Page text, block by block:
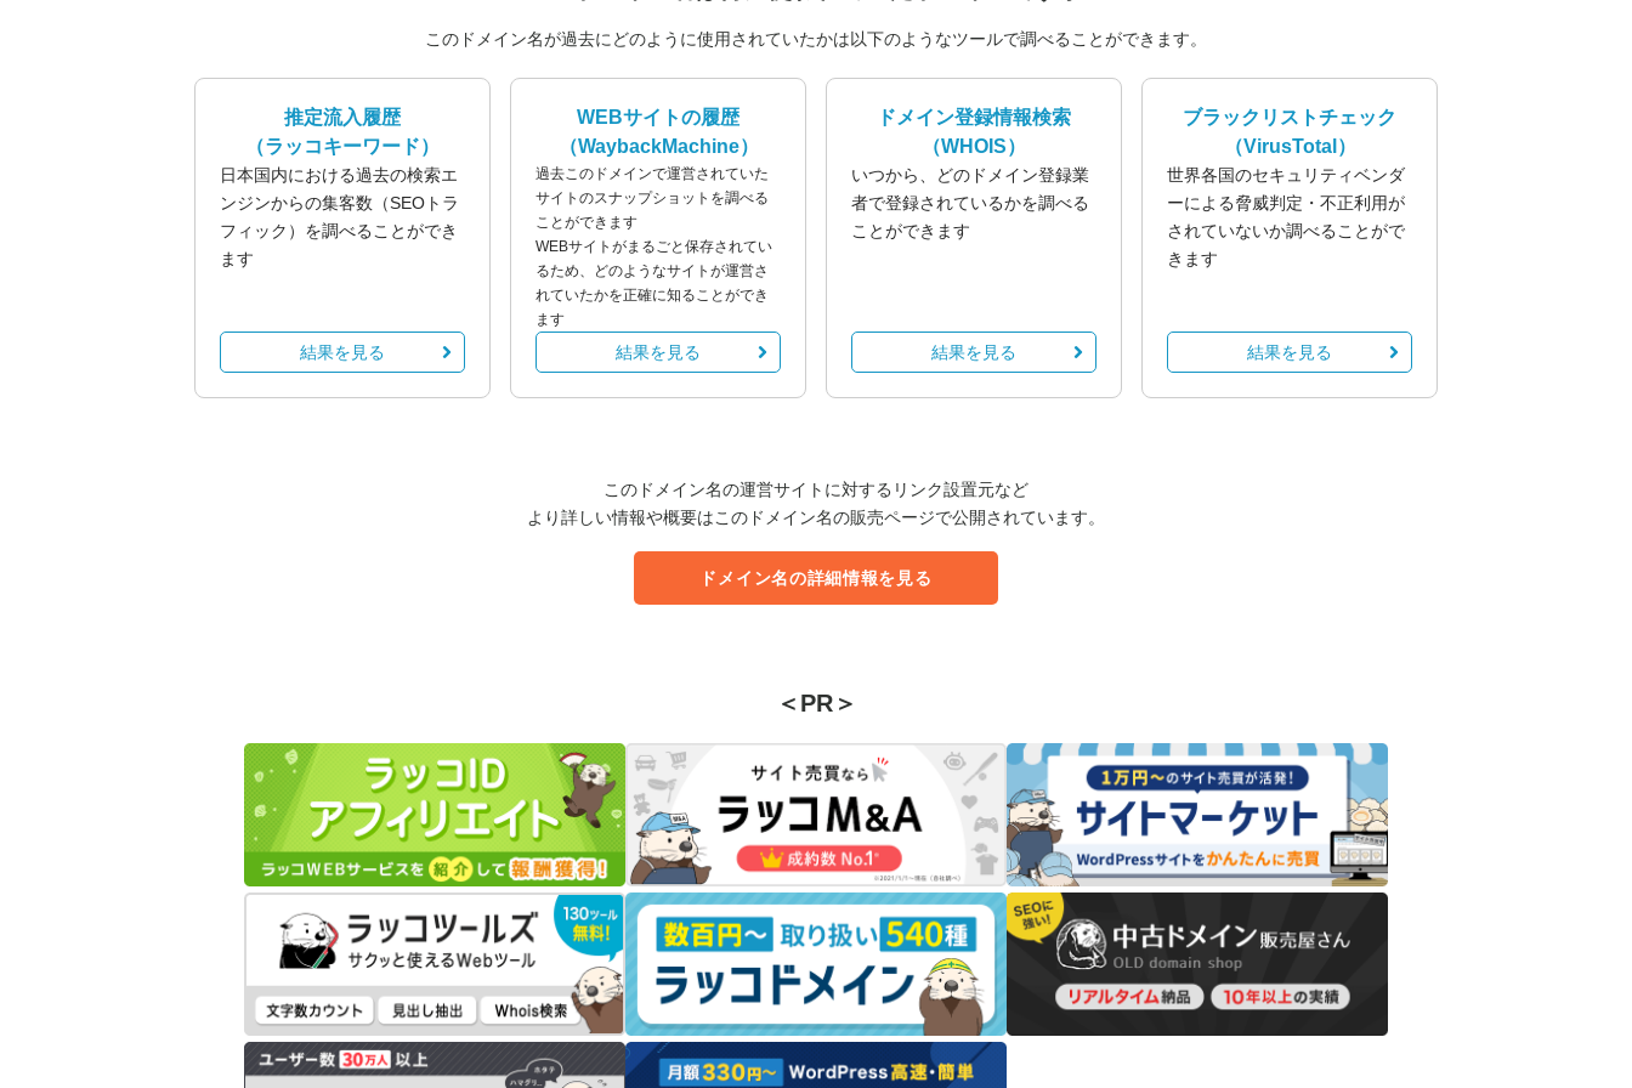
このドメイン名が過去にどのように使用されていたかは以下のようなツールで調べることができます。
推定流入履歴
（ラッコキーワード）
日本国内における過去の検索エ
ンジンからの集客数（SEOトラ
フィック）を調べることができ
ます
結果を見る
WEBサイトの履歴
（WaybackMachine）
過去このドメインで運営されていた
サイトのスナップショットを調べる
ことができます
WEBサイトがまるごと保存されてい
るため、どのようなサイトが運営さ
れていたかを正確に知ることができ
ます
結果を見る
ドメイン登録情報検索
（WHOIS）
いつから、どのドメイン登録業
者で登録されているかを調べる
ことができます
結果を見る
ブラックリストチェック
（VirusTotal）
世界各国のセキュリティベンダ
ーによる脅威判定・不正利用が
されていないか調べることがで
きます
結果を見る
このドメイン名の運営サイトに対するリンク設置元など
より詳しい情報や概要はこのドメイン名の販売ページで公開されています。
ドメイン名の詳細情報を見る
＜PR＞